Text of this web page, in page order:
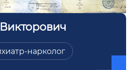
нарколог